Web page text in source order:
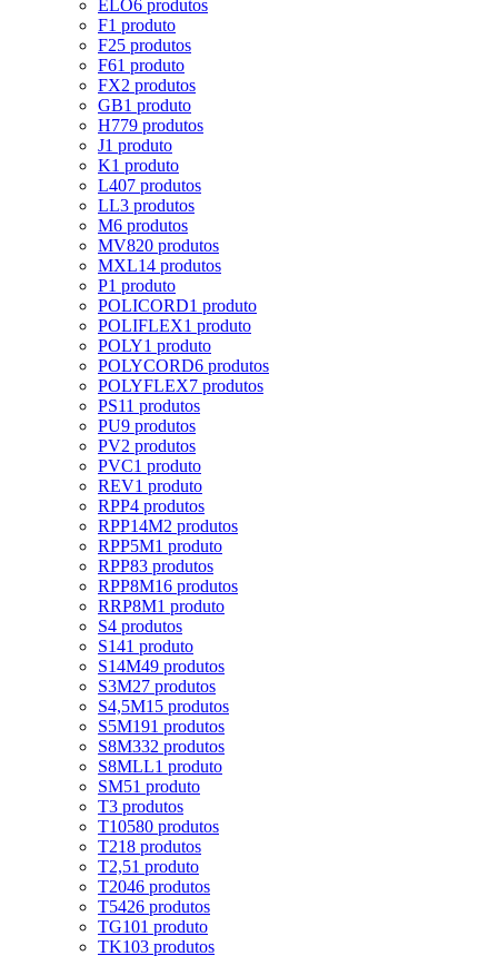
ELO6 produtos
F1 produto
F25 produtos
F61 produto
FX2 produtos
GB1 produto
H779 produtos
J1 produto
K1 produto
L407 produtos
LL3 produtos
M6 produtos
MV820 produtos
MXL14 produtos
P1 produto
POLICORD1 produto
POLIFLEX1 produto
POLY1 produto
POLYCORD6 produtos
POLYFLEX7 produtos
PS11 produtos
PU9 produtos
PV2 produtos
PVC1 produto
REV1 produto
RPP4 produtos
RPP14M2 produtos
RPP5M1 produto
RPP83 produtos
RPP8M16 produtos
RRP8M1 produto
S4 produtos
S141 produto
S14M49 produtos
S3M27 produtos
S4,5M15 produtos
S5M191 produtos
S8M332 produtos
S8MLL1 produto
SM51 produto
T3 produtos
T10580 produtos
T218 produtos
T2,51 produto
T2046 produtos
T5426 produtos
TG101 produto
TK103 produtos